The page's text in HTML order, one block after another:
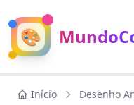
🎨
Início Desenho